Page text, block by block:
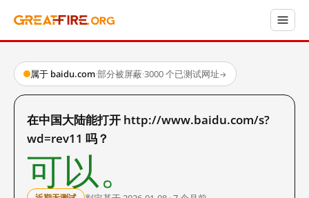
属于 baidu.com·部分被屏蔽·3000 个已测试网址→
在中国大陆能打开 http://www.baidu.com/s?
wd=rev11 吗？
可以。